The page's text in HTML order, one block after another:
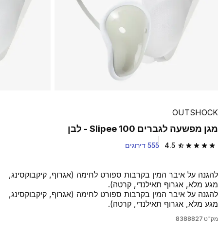
OUTSHOCK
מגן מפשעה לגברים Slipee 100 - לבן
4.5 4.5 out of 5 stars from 555 reviews 555 דירוגים
להגנה על איבר המין בקרבות ספורט לחימה (אגרוף, קיקבוקסינג,
מגע מלא, אגרוף תאילנדי, קרטה).
להגנה על איבר המין בקרבות ספורט לחימה (אגרוף, קיקבוקסינג,
מגע מלא, אגרוף תאילנדי, קרטה).
מק"ט 8388827